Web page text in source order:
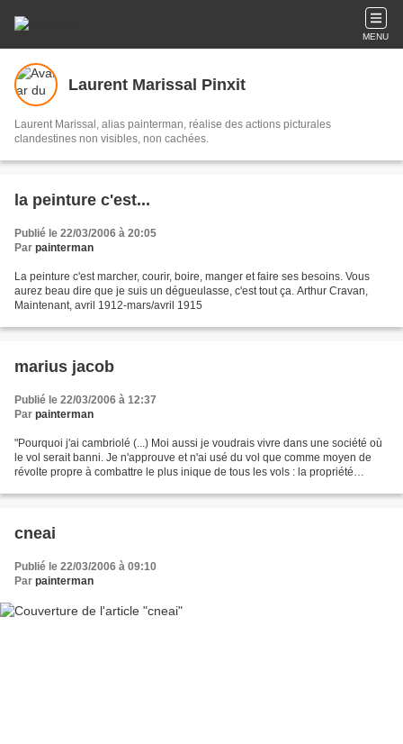
MENU
Laurent Marissal Pinxit
Laurent Marissal, alias painterman, réalise des actions picturales
clandestines non visibles, non cachées.
la peinture c'est...
Publié le 22/03/2006 à 20:05
Par painterman
La peinture c'est marcher, courir, boire, manger et faire ses besoins. Vous
aurez beau dire que je suis un dégueulasse, c'est tout ça. Arthur Cravan,
Maintenant, avril 1912-mars/avril 1915
marius jacob
Publié le 22/03/2006 à 12:37
Par painterman
"Pourquoi j'ai cambriolé (...) Moi aussi je voudrais vivre dans une société où
le vol serait banni. Je n'approuve et n'ai usé du vol que comme moyen de
révolte propre à combattre le plus inique de tous les vols : la propriété
cneai
Publié le 22/03/2006 à 09:10
Par painterman